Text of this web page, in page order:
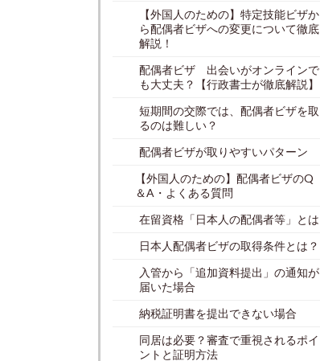
【外国人のための】特定技能ビザか
ら配偶者ビザへの変更について徹底
解説！
配偶者ビザ 出会いがオンラインで
も大丈夫？【行政書士が徹底解説】
短期間の交際では、配偶者ビザを取
るのは難しい？
配偶者ビザが取りやすいパターン
【外国人のための】配偶者ビザのQ
＆A・よくある質問
在留資格「日本人の配偶者等」とは
日本人配偶者ビザの取得条件とは？
入管から「追加資料提出」の通知が
届いた場合
納税証明書を提出できない場合
同居は必要？審査で重視されるポイ
ントと証明方法